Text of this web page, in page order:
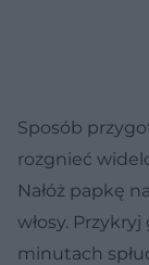
Sposób
rozgnieć
Nałóż papkę
włosy.
minutach